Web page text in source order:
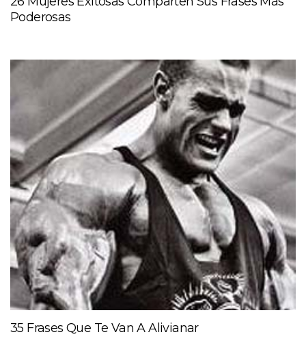
Poderosas
35 Frases Que Te Van A Alivianar